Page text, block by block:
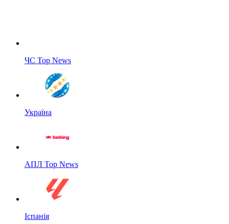
ЧС Top News
Україна
АПЛ Top News
Іспанія